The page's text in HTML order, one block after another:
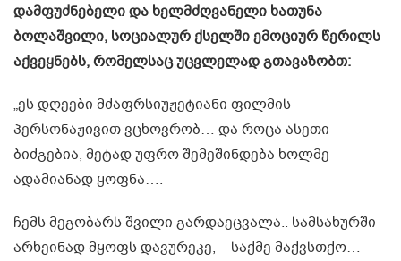
დამფუძნებელი და ხელმძღვანელი ხათუნა
ბოლაშვილი, სოციალურ ქსელში ემოციურ წერილს
აქვეყნებს, რომელსაც უცვლელად გთავაზობთ:
„ეს დღეები მძაფრსიუჟეტიანი ფილმის
პერსონაჟივით ვცხოვრობ… და როცა ასეთი
ბიძგებია, მეტად უფრო შემეშინდება ხოლმე
ადამიანად ყოფნა….
ჩემს მეგობარს შვილი გარდაეცვალა.. სამსახურში
არხეინად მყოფს დავურეკე, – საქმე მაქვსთქო…